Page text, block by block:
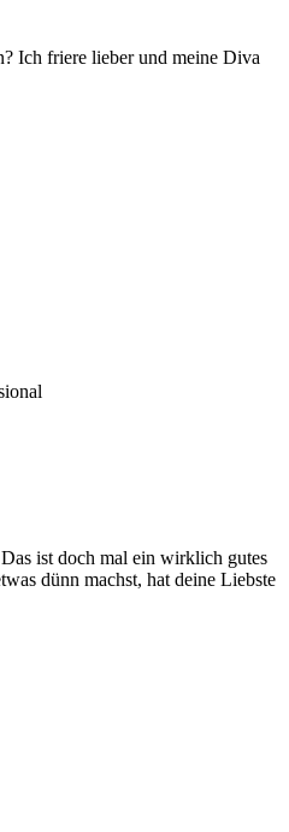
Ich friere lieber und meine Diva
ist doch mal ein wirklich gutes
dünn machst, hat deine Liebste